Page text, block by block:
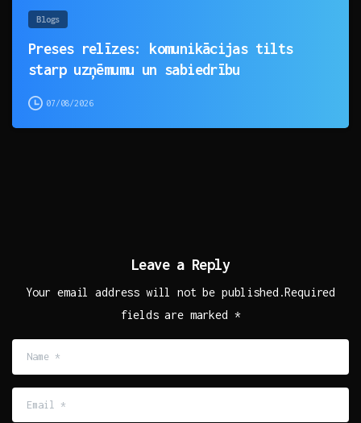
Blogs
Preses relīzes: komunikācijas tilts
starp uzņēmumu un sabiedrību
07/08/2026
Leave a Reply
Your email address will not be published.Required
fields are marked *
*